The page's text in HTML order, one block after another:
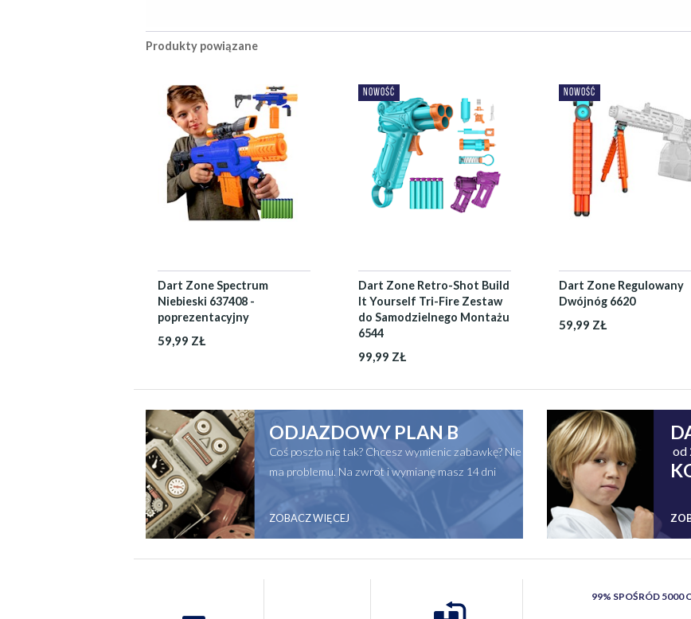
Produkty powiązane
Dart Zone Spectrum
Niebieski 637408 -
poprezentacyjny
59,99 ZŁ
NOWOŚĆ
Dart Zone Retro-Shot Build
It Yourself Tri-Fire Zestaw
do Samodzielnego Montażu
6544
99,99 ZŁ
NOWOŚĆ
Dart Zone Regulowany
Dwójnóg 6620
59,99 ZŁ
ODJAZDOWY PLAN B
Coś poszło nie tak? Chcesz wymienic zabawkę? Nie
ma problemu. Na zwrot i wymianę masz 14 dni
ZOBACZ WIĘCEJ
od
99% SPOŚRÓD 5000